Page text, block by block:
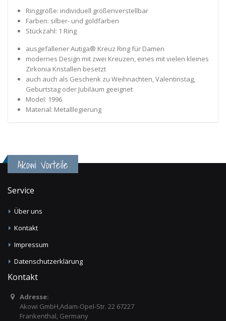
Ringgröße: individuell größenverstellbar
Farben: silber- und goldfarben
Stückzahl: 1 Ring
ausgefallener Autiga® Kreuz Ring für Damen
modernes Design mit zwei Kreuzen, eines mit vielen kleines
Zirkonia Kristallen besetzt
auch auch als Geschenk zu Weihnachten, Valentinstag,
Geburtstag oder Jubiläum geeignet
Model: 1996
Material: Metalllegierung
Akowi Vorteile
Service
Über uns
Kontakt
Impressum
Datenschutzerklärung
Kontakt
Adresse:
Akowi GmbH,Adam-Opel-Str. 22 67227
Frankenthal, Germany